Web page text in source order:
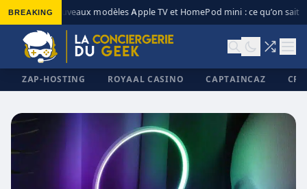
BREAKING
◆ Nouveaux modèles Apple TV et HomePod mini : ce qu’on sait
ZAP-HOSTING ROYAAL CASINO CAPTAINCAZ